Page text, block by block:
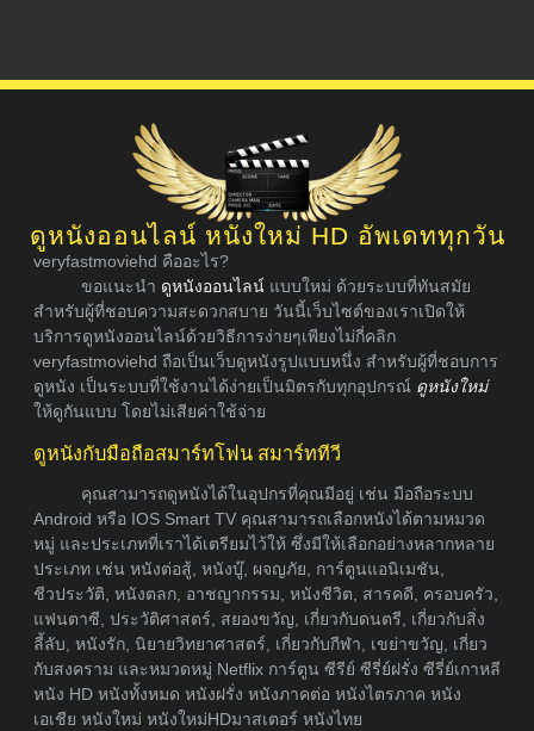
ดูหนังออนไลน์ หนังใหม่ HD อัพเดททุกวัน
veryfastmoviehd คืออะไร?
ขอแนะนำ ดูหนังออนไลน์ แบบใหม่ ด้วยระบบที่ทันสมัย
สำหรับผู้ที่ชอบความสะดวกสบาย วันนี้เว็บไซต์ของเราเปิดให้
บริการดูหนังออนไลน์ด้วยวิธีการง่ายๆเพียงไม่กี่คลิก
veryfastmoviehd ถือเป็นเว็บดูหนังรูปแบบหนึ่ง สำหรับผู้ที่ชอบการ
ดูหนัง เป็นระบบที่ใช้งานได้ง่ายเป็นมิตรกับทุกอุปกรณ์ ดูหนังใหม่
ให้ดูกันแบบ โดยไม่เสียค่าใช้จ่าย
ดูหนังกับมือถือสมาร์ทโฟน สมาร์ททีวี
คุณสามารถดูหนังได้ในอุปกรที่คุณมีอยู่ เช่น มือถือระบบ
Android หรือ IOS Smart TV คุณสามารถเลือกหนังได้ตามหมวด
หมู่ และประเภทที่เราได้เตรียมไว้ให้ ซึ่งมีให้เลือกอย่างหลากหลาย
ประเภท เช่น หนังต่อสู้, หนังบู๊, ผจญภัย, การ์ตูนแอนิเมชัน,
ชีวประวัติ, หนังตลก, อาชญากรรม, หนังชีวิต, สารคดี, ครอบครัว,
แฟนตาซี, ประวัติศาสตร์, สยองขวัญ, เกี่ยวกับดนตรี, เกี่ยวกับสิ่ง
ลี้ลับ, หนังรัก, นิยายวิทยาศาสตร์, เกี่ยวกับกีฬา, เขย่าขวัญ, เกี่ยว
กับสงคราม และหมวดหมู่ Netflix การ์ตูน ซีรีย์ ซีรี่ย์ฝรั่ง ซีรี่ย์เกาหลี
หนัง HD หนังทั้งหมด หนังฝรั่ง หนังภาคต่อ หนังไตรภาค หนัง
เอเชีย หนังใหม่ หนังใหม่HDมาสเตอร์ หนังไทย